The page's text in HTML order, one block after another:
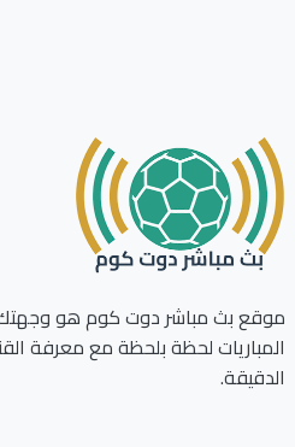
بث مباشر دوت كوم هو وجهتك
لحظة بلحظة مع معرفة